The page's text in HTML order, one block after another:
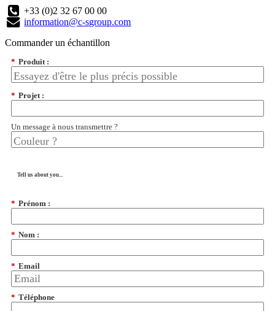
+33 (0)2 32 67 00 00
information@c-sgroup.com
Commander un échantillon
* Produit :
* Projet :
Un message à nous transmettre ?
Tell us about you...
* Prénom :
* Nom :
* Email
* Téléphone